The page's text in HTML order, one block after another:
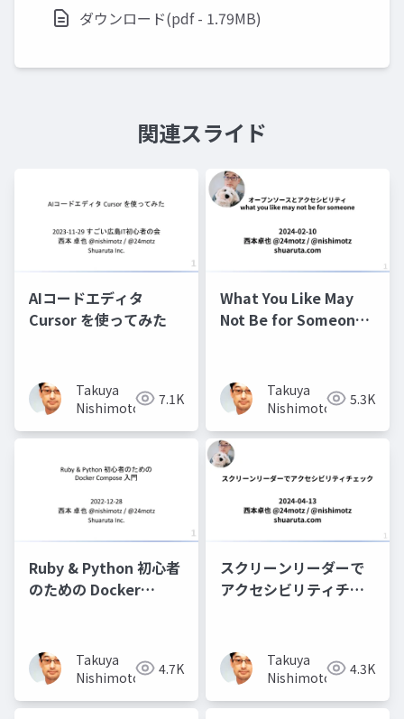
ダウンロード(pdf - 1.79MB)
関連スライド
AIコードエディタ
Cursor を使ってみた
Takuya
Nishimoto
7.1K
What You Like May
Not Be for Someone
Takuya
Nishimoto
5.3K
Ruby & Python 初心者
のための Docker
Takuya
Nishimoto
4.7K
スクリーンリーダーで
アクセシビリティチェ
Takuya
Nishimoto
4.3K